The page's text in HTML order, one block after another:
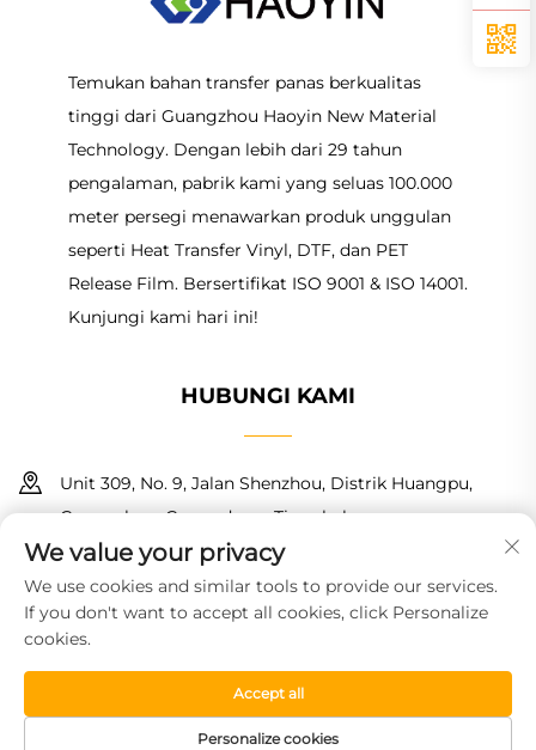
Temukan bahan transfer panas berkualitas
tinggi dari Guangzhou Haoyin New Material
Technology. Dengan lebih dari 29 tahun
pengalaman, pabrik kami yang seluas 100.000
meter persegi menawarkan produk unggulan
seperti Heat Transfer Vinyl, DTF, dan PET
Release Film. Bersertifikat ISO 9001 & ISO 14001.
Kunjungi kami hari ini!
HUBUNGI KAMI
Unit 309, No. 9, Jalan Shenzhou, Distrik Huangpu,
Guangzhou, Guangdong, Tiongkok
+86 18150601728
[email protected]
Hak Cipta © 2026 Guangzhou Haoyin New Material Technology
Co., Ltd. Semua hak dilindungi. Kebijakan Privasi
We value your privacy
We use cookies and similar tools to provide our services.
If you don't want to accept all cookies, click Personalize
cookies.
Personalize cookies
Accept all